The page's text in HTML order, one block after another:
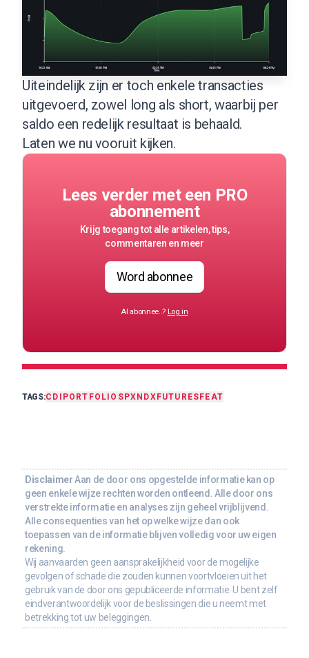
Uiteindelijk zijn er toch enkele transacties
uitgevoerd, zowel long als short, waarbij per
saldo een redelijk resultaat is behaald.
Laten we nu vooruit kijken.
Lees verder met een PRO
abonnement
Krijg toegang tot alle artikelen, tips,
commentaren en meer
Word abonnee
Al abonnee..? Log in
TAGS:CDI PORTFOLIO SPXNDXFUTURESFEAT
Disclaimer Aan de door ons opgestelde informatie kan op
geen enkele wijze rechten worden ontleend. Alle door ons
verstrekte informatie en analyses zijn geheel vrijblijvend.
Alle consequenties van het op welke wijze dan ook
toepassen van de informatie blijven volledig voor uw eigen
rekening.
Wij aanvaarden geen aansprakelijkheid voor de mogelijke
gevolgen of schade die zouden kunnen voortvloeien uit het
gebruik van de door ons gepubliceerde informatie. U bent zelf
eindverantwoordelijk voor de beslissingen die u neemt met
betrekking tot uw beleggingen.